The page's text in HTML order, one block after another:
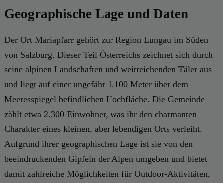
Geographische Lage und Daten
Der Ort Mariapfarr gehört zur Region Lungau im Süden
von Salzburg. Dieser Teil Österreichs zeichnet sich durch
seine alpinen Landschaften und weitreichenden Täler aus
und liegt auf einer ungefähr 1.100 Meter über dem
Meeresspiegel befindlichen Hochfläche. Die Gemeinde
zählt etwa 2.300 Einwohner, was ihr den charmanten
Charakter eines kleinen, aber lebendigen Orts verleiht.
Aufgrund ihrer geographischen Lage ist sie von den
beeindruckenden Gipfeln der Alpen umgeben und bietet
damit zahlreiche Möglichkeiten für Outdoor-Aktivitäten,